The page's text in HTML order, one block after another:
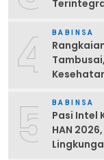
4 BABINSA
5 BABINSA
Pasi Intel
HAN